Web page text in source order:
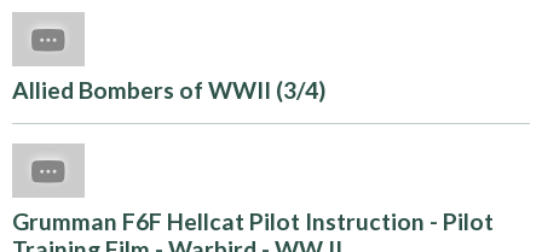
Allied Bombers of WWII (3/4)
Grumman F6F Hellcat Pilot Instruction - Pilot